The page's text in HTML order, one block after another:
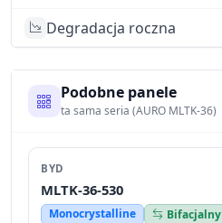
Degradacja roczna
Podobne panele
ta sama seria (AURO MLTK-36)
BYD
MLTK-36-530
Monocrystalline
Bifacjalny